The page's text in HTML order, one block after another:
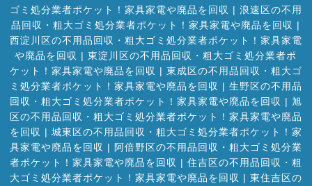
ゴミ処分業者ポケット！家具家電や廃品を回収 | 浪速区の不用
品回収・粗大ゴミ処分業者ポケット！家具家電や廃品を回収 |
西淀川区の不用品回収・粗大ゴミ処分業者ポケット！家具家電
や廃品を回収 | 東淀川区の不用品回収・粗大ゴミ処分業者ポ
ケット！家具家電や廃品を回収 | 東成区の不用品回収・粗大ゴ
ミ処分業者ポケット！家具家電や廃品を回収 | 生野区の不用品
回収・粗大ゴミ処分業者ポケット！家具家電や廃品を回収 | 旭
区の不用品回収・粗大ゴミ処分業者ポケット！家具家電や廃品
を回収 | 城東区の不用品回収・粗大ゴミ処分業者ポケット！家
具家電や廃品を回収 | 阿倍野区の不用品回収・粗大ゴミ処分業
者ポケット！家具家電や廃品を回収 | 住吉区の不用品回収・粗
大ゴミ処分業者ポケット！家具家電や廃品を回収 | 東住吉区の